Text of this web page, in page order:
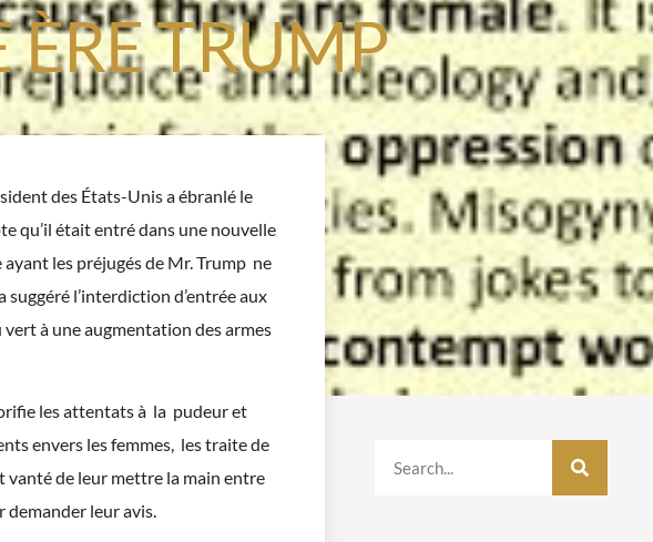
TRUMP
des États-Unis a ébranlé le
qu’il était entré dans une nouvelle
les préjugés de Mr. Trump ne
l’interdiction d’entrée aux
à une augmentation des armes
les attentats à la pudeur et
envers les femmes, les traite de
vanté de leur mettre la main entre
demander leur avis.